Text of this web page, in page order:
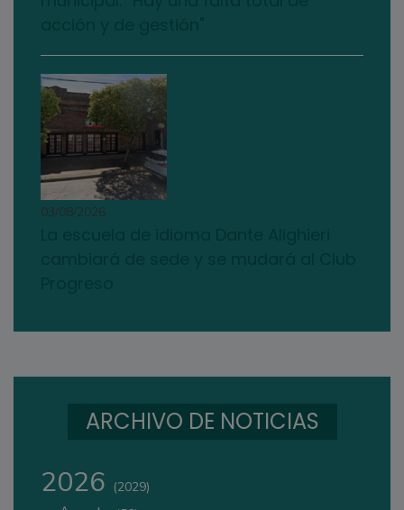
03/08/2026
ARCHIVO DE NOTICIAS
2026 (2029)